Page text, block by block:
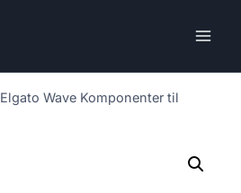
Elgato Wave Komponenter til